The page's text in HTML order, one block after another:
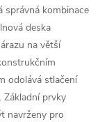
správná kombinace
deska
na větší
odolává stlačení
Základní prvky
navrženy pro